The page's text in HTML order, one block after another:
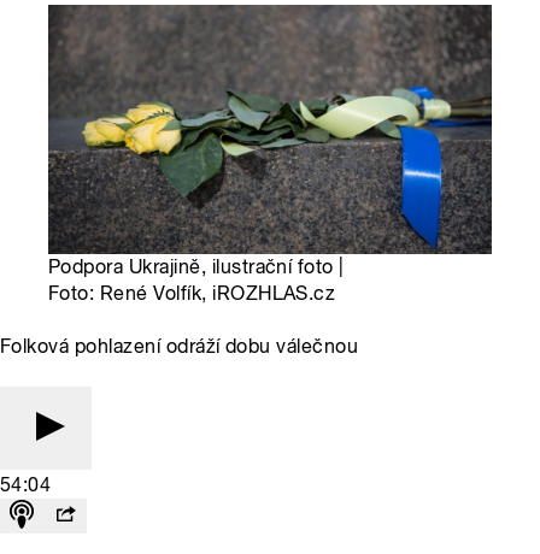
Podpora Ukrajině, ilustrační foto |
Foto: René Volfík, iROZHLAS.cz
Folková pohlazení odráží dobu válečnou
54:04